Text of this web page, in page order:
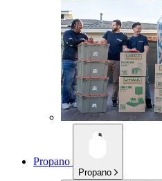
Propano
Propano